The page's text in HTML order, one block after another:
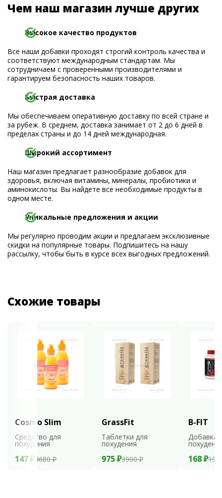
Чем наш магазин лучше других
Высокое качество продуктов
Все наши добавки проходят строгий контроль качества и
соответствуют международным стандартам. Мы
сотрудничаем с проверенными производителями и
гарантируем безопасность наших товаров.
Быстрая доставка
Мы обеспечиваем оперативную доставку по всей стране и
за рубеж. В среднем, доставка занимает от 2 до 6 дней в
пределах страны и до 14 дней международная.
Широкий ассортимент
Наш магазин предлагает разнообразие добавок для
здоровья, включая витамины, минералы, пробиотики и
аминокислоты. Вы найдете все необходимые продукты в
одном месте.
Уникальные предложения и акции
Мы регулярно проводим акции и предлагаем эксклюзивные
скидки на популярные товары. Подпишитесь на нашу
рассылку, чтобы быть в курсе всех выгодных предложений.
Схожие товары
Cosmo Slim
Средство для
похудения
147 ₽ 4680 ₽
GrassFit
Таблетки для
похудения
975 ₽3900 ₽
B-FIT
Добавка
168 ₽